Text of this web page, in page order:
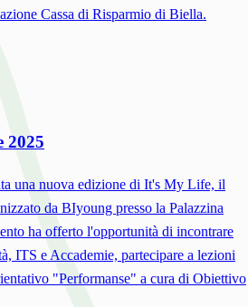
Cassa di Risparmio di Biella.
2025
una nuova edizione di It's My Life, il
da BIyoung presso la Palazzina
ha offerto l'opportunità di incontrare
ITS e Accademie, partecipare a lezioni
"Performanse" a cura di Obiettivo